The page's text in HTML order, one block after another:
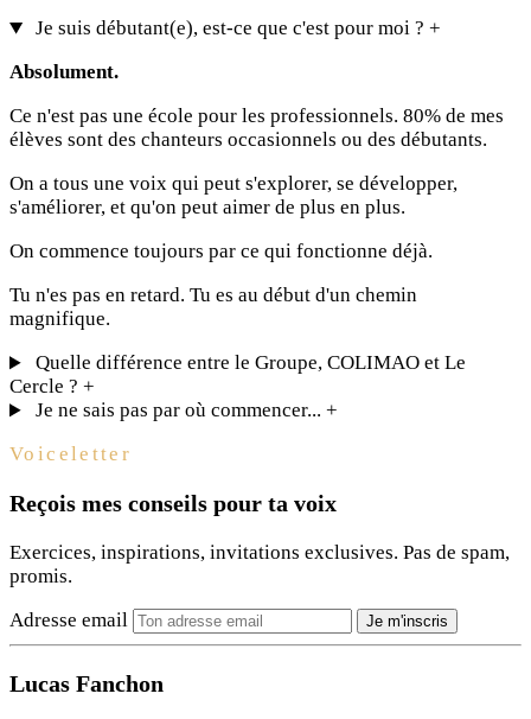
Je suis débutant(e), est-ce que c'est pour moi ?+
Absolument.
Ce n'est pas une école pour les professionnels. 80% de mes
élèves sont des chanteurs occasionnels ou des débutants.
On a tous une voix qui peut s'explorer, se développer,
s'améliorer, et qu'on peut aimer de plus en plus.
On commence toujours par ce qui fonctionne déjà.
Tu n'es pas en retard. Tu es au début d'un chemin
magnifique.
Quelle différence entre le Groupe, COLIMAO et Le
Cercle ? +
Je ne sais pas par où commencer...+
Voiceletter
Reçois mes conseils pour ta voix
Exercices, inspirations, invitations exclusives. Pas de spam,
promis.
Adresse email
Je m'inscris
Lucas Fanchon